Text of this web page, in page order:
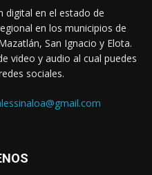
digital en el estado de
en los municipios de
San Ignacio y Elota.
video y audio al cual puedes
sociales.